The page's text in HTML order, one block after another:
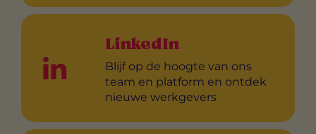
LinkedIn
Blijf op de hoogte van ons
team en platform en ontdek
nieuwe werkgevers